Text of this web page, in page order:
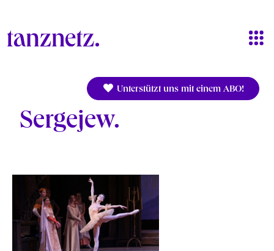
Unterstützt uns mit einem ABO!
Sergejew